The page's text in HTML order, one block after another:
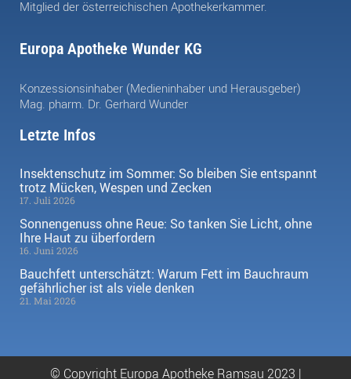
Mitglied der österreichischen Apothekerkammer.
Europa Apotheke Wunder KG
Konzessionsinhaber (Medieninhaber und Herausgeber)
Mag. pharm. Dr. Gerhard Wunder
Letzte Infos
Insektenschutz im Sommer: So bleiben Sie entspannt
trotz Mücken, Wespen und Zecken
17. Juli 2026
Sonnengenuss ohne Reue: So tanken Sie Licht, ohne
Ihre Haut zu überfordern
16. Juni 2026
Bauchfett unterschätzt: Warum Fett im Bauchraum
gefährlicher ist als viele denken
21. Mai 2026
© Copyright Europa Apotheke Ramsau 2023 |